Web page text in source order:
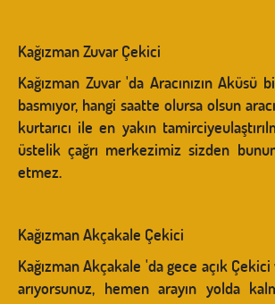
Kağızman Zuvar Çekici
Kağızman Zuvar 'da Aracınızın Aküsü
basmıyor, hangi saatte olursa olsun
kurtarıcı ile en yakın
üstelik çağrı merkezimiz sizden
etmez.
Kağızman Akçakale Çekici
Kağızman Akçakale 'da gece açık Çekici
arıyorsunuz, hemen arayın yolda